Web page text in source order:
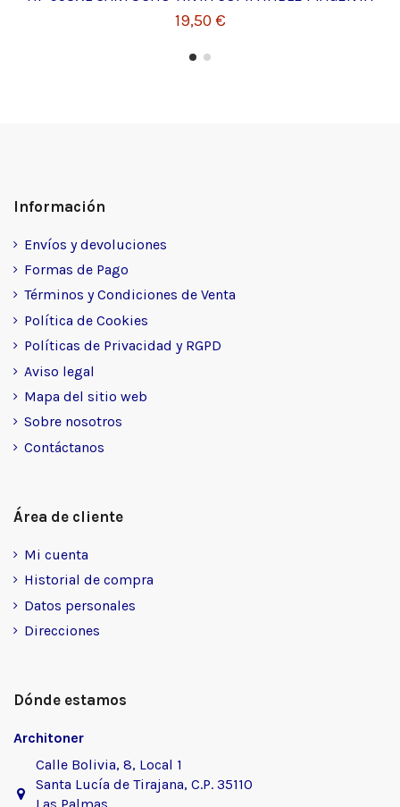
19,50 €
Información
Envíos y devoluciones
Formas de Pago
Términos y Condiciones de Venta
Política de Cookies
Políticas de Privacidad y RGPD
Aviso legal
Mapa del sitio web
Sobre nosotros
Contáctanos
Área de cliente
Mi cuenta
Historial de compra
Datos personales
Direcciones
Dónde estamos
Architoner
Calle Bolivia, 8, Local 1
Santa Lucía de Tirajana, C.P. 35110